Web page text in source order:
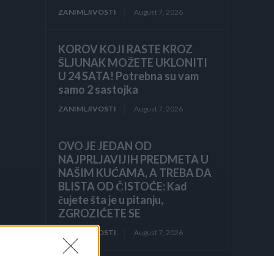
ZANIMLJIVOSTI August 7, 2026
KOROV KOJI RASTE KROZ
ŠLJUNAK MOŽETE UKLONITI
U 24 SATA! Potrebna su vam
samo 2 sastojka
ZANIMLJIVOSTI August 7, 2026
OVO JE JEDAN OD
NAJPRLJAVIJIH PREDMETA U
NAŠIM KUĆAMA, A TREBA DA
BLISTA OD ČISTOĆE: Kad
čujete šta je u pitanju,
ZGROZIĆETE SE
ZANIMLJIVOSTI August 7, 2026